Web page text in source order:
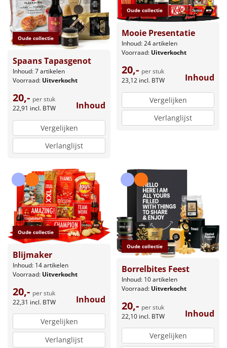
Oude collectie
Spaans Tapasgenot
Inhoud: 7 artikelen
Voorraad: Uitverkocht
20,- per stuk
22,91 incl. BTW Inhoud
Vergelijken
Verlanglijst
Oude collectie
Mooie Presentatie
Inhoud: 24 artikelen
Voorraad: Uitverkocht
20,- per stuk
23,12 incl. BTW Inhoud
Vergelijken
Verlanglijst
Oude collectie
Blijmaker
Inhoud: 14 artikelen
Voorraad: Uitverkocht
20,- per stuk
22,31 incl. BTW Inhoud
Vergelijken
Verlanglijst
Oude collectie
Borrelbites Feest
Inhoud: 10 artikelen
Voorraad: Uitverkocht
20,- per stuk
22,10 incl. BTW Inhoud
Vergelijken